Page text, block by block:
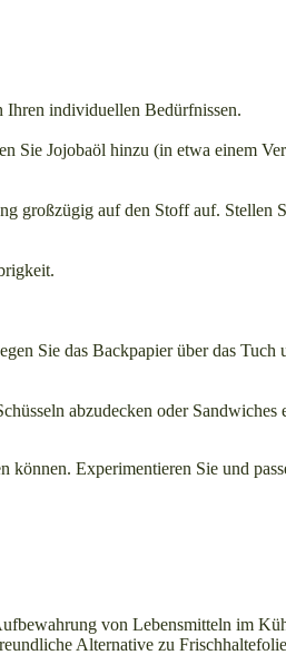
Ihren individuellen Bedürfnissen.
Sie Jojobaöl hinzu (in etwa einem
großzügig auf den Stoff auf. Stellen
Sie das Backpapier über das Tuch
abzudecken oder
Experimentieren Sie und
von Lebensmitteln im
Alternative zu